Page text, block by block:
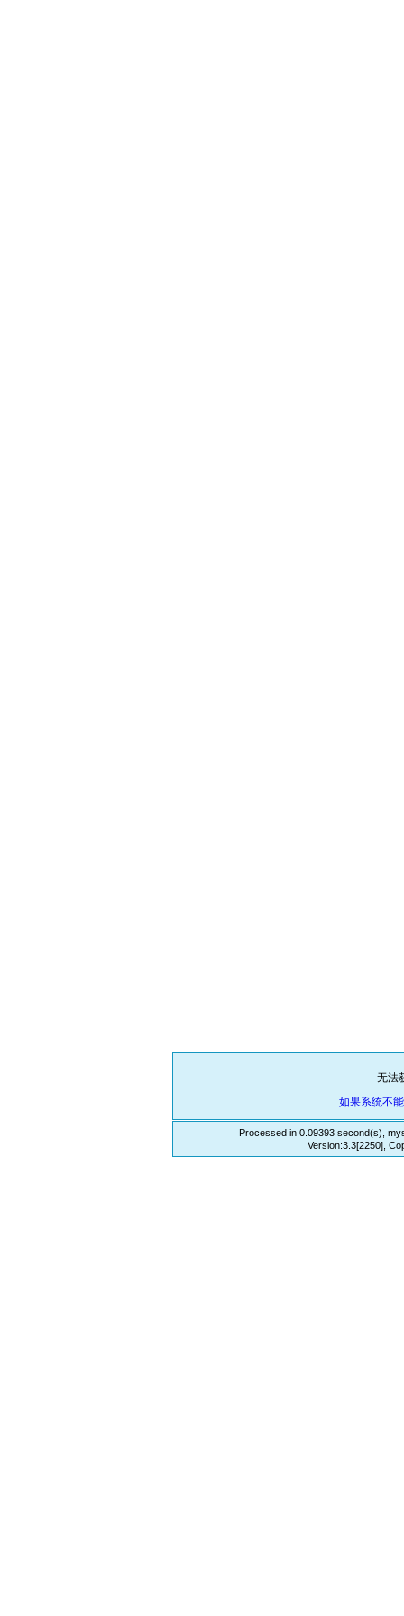
无法
如果系统不
Processed in 0.09393 second(s),
Version:3.3[2250],